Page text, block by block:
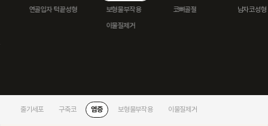
연골입자 턱끝성형
보형물부작용
이물질제거
코뼈골절
남자코성형
줄기세포 구축코 염증 보형물부작용 이물질제거
연입코
안심수술케어